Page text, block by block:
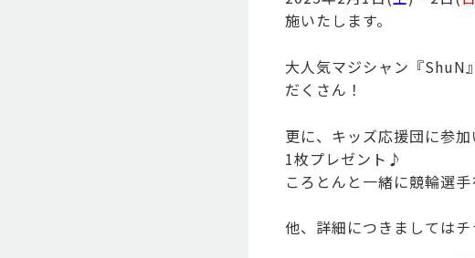
施いたします。
大人気マジシャン『ShuN
だくさん！
更に、キッズ応援団に参
1枚プレゼント♪
ころとんと一緒に競輪選
他、詳細につきましてはチ